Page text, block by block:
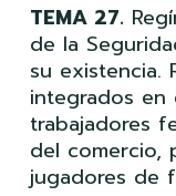
TEMA 27.
de la
su existencia.
integrados en
trabajadores
del comercio,
jugadores de